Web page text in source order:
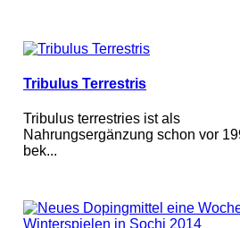
Tribulus Terrestris
Tribulus terrestries ist als
Nahrungsergänzung schon vor
bek...